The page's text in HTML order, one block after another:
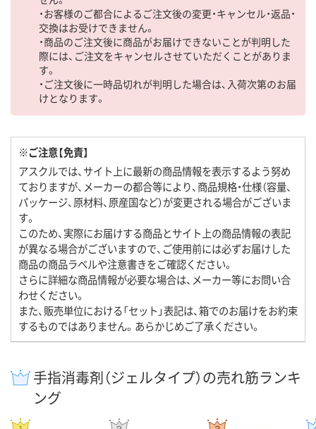
・お客様のご都合によるご注文後の変更・キャンセル・返品・
交換はお受けできません。
・商品のご注文後に商品がお届けできないことが判明した
際には、ご注文をキャンセルさせていただくことがありま
す。
・ご注文後に一時品切れが判明した場合は、入荷次第のお届
けとなります。
※ご注意【免責】
アスクルでは、サイト上に最新の商品情報を表示するよう努め
ておりますが、メーカーの都合等により、商品規格・仕様（容量、
パッケージ、原材料、原産国など）が変更される場合がございま
す。
このため、実際にお届けする商品とサイト上の商品情報の表記
が異なる場合がございますので、ご使用前には必ずお届けした
商品の商品ラベルや注意書きをご確認ください。
さらに詳細な商品情報が必要な場合は、メーカー等にお問い合
わせください。
また、販売単位における「セット」表記は、箱でのお届けをお約束
するものではありません。あらかじめご了承ください。
手指消毒剤（ジェルタイプ）の売れ筋ランキ
ング